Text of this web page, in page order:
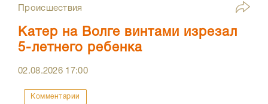
Происшествия
Катер на Волге винтами изрезал
5-летнего ребенка
02.08.2026 17:00
Комментарии